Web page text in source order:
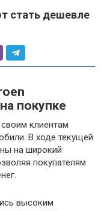
стать дешевле
покупке
клиентам
В ходе текущей
на широкий
покупателям
высоким